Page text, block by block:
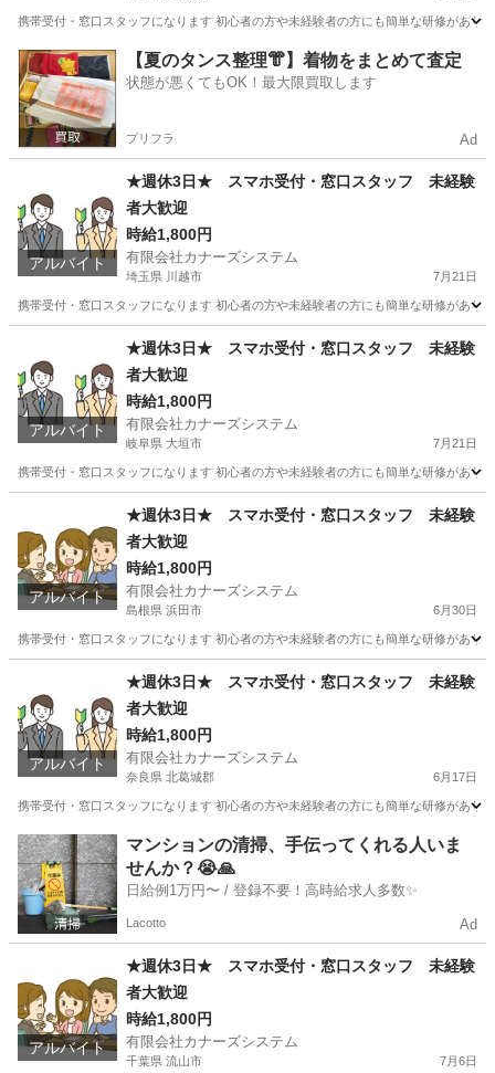
携帯受付・窓口スタッフになります 初心者の方や未経験者の方にも簡単な研修があ
神奈川 横浜市 携帯ショップ スタッフ
【夏のタンス整理👘】着物をまとめて査定
状態が悪くてもOK！最大限買取します
プリフラ Ad
アルバイト
★週休3日★ スマホ受付・窓口スタッフ 未経験
者大歓迎
時給1,800円
有限会社カナーズシステム
埼玉県 川越市 7月21日
携帯受付・窓口スタッフになります 初心者の方や未経験者の方にも簡単な研修があ
携帯ショップ スタッフ
アルバイト
★週休3日★ スマホ受付・窓口スタッフ 未経験
者大歓迎
時給1,800円
有限会社カナーズシステム
岐阜県 大垣市 7月21日
携帯受付・窓口スタッフになります 初心者の方や未経験者の方にも簡単な研修があ
携帯ショップ
アルバイト
★週休3日★ スマホ受付・窓口スタッフ 未経験
者大歓迎
時給1,800円
有限会社カナーズシステム
島根県 浜田市 6月30日
携帯受付・窓口スタッフになります 初心者の方や未経験者の方にも簡単な研修があ
携帯ショップ スタッフ
アルバイト
★週休3日★ スマホ受付・窓口スタッフ 未経験
者大歓迎
時給1,800円
有限会社カナーズシステム
奈良県 北葛城郡 6月17日
携帯受付・窓口スタッフになります 初心者の方や未経験者の方にも簡単な研修があ
奈良 北葛城郡 携帯ショップ 時給
マンションの清掃、手伝ってくれる人いま
せんか？😭🙏
日給例1万円〜 / 登録不要！高時給求人多数✨
Lacotto Ad
アルバイト
★週休3日★ スマホ受付・窓口スタッフ 未経験
者大歓迎
時給1,800円
有限会社カナーズシステム
千葉県 流山市 7月6日